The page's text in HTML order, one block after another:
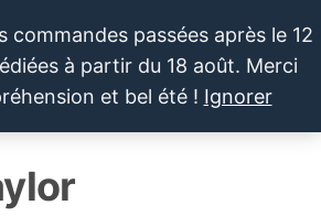
commandes passées après le 12
à partir du 18 août. Merci
et bel été ! Ignorer
SPORTIF